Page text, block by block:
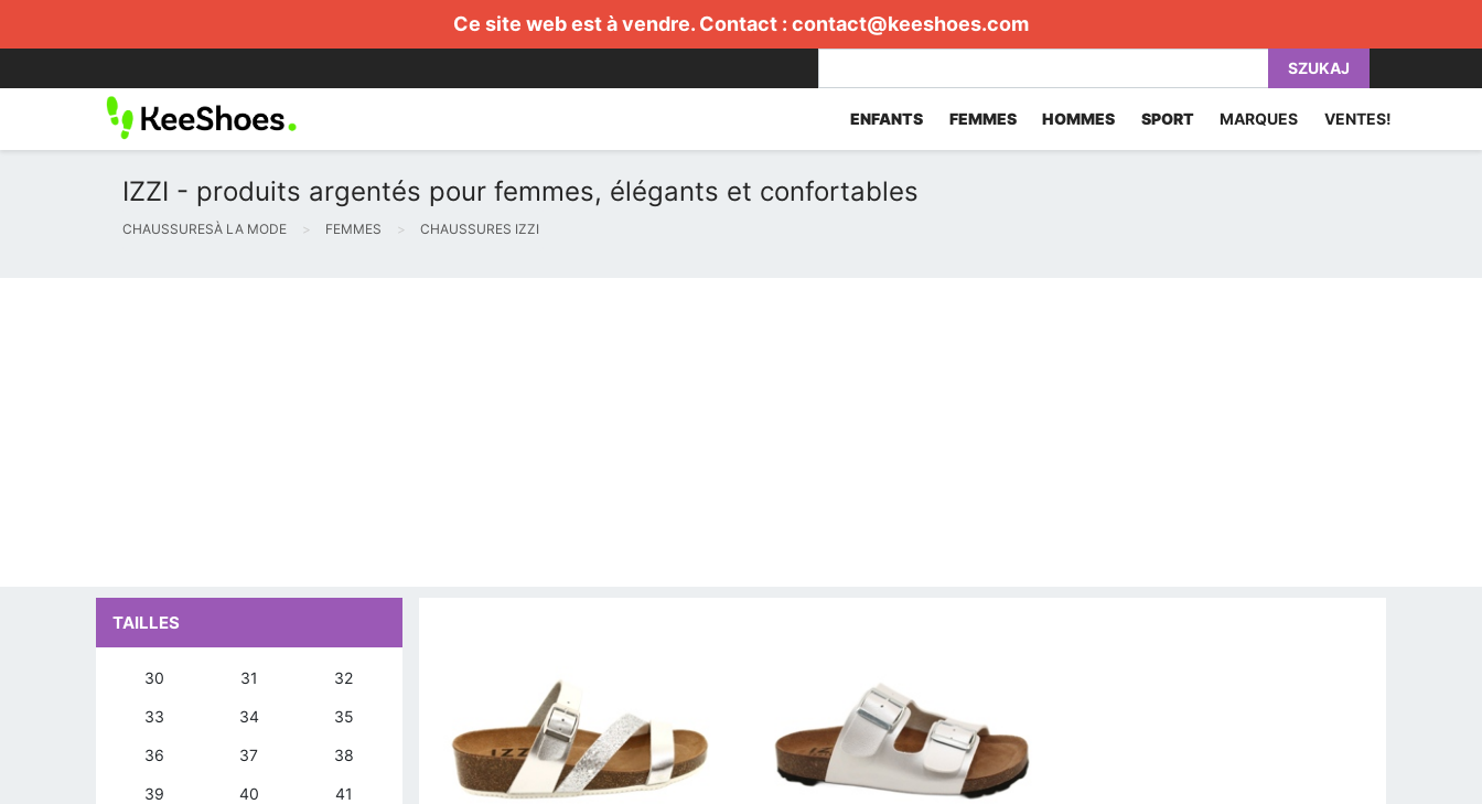
Ce site web est à vendre. Contact : contact@keeshoes.com
SZUKAJ
ENFANTS FEMMES HOMMES SPORT MARQUES VENTES!
IZZI - produits argentés pour femmes, élégants et confortables
CHAUSSURESÀ LA MODE FEMMES CHAUSSURES IZZI
TAILLES
30 31 32
33 34 35
36 37 38
39 40 41